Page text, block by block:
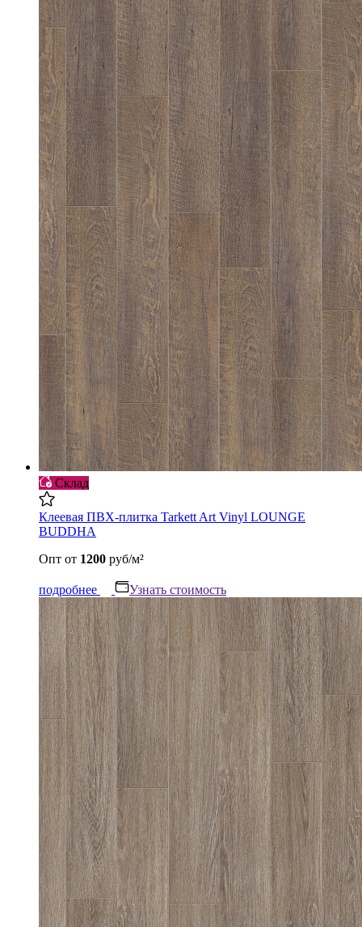
Склад
Клеевая ПВХ-плитка Tarkett Art Vinyl LOUNGE
BUDDHA
Опт от 1200 руб/м²
подробнее Узнать стоимость